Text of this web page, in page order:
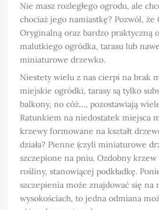
Nie masz rozległego ogrodu, ale
chociaż jego namiastkę? Pozwól, że
Oryginalną oraz bardzo praktyczną
malutkiego ogródka, tarasu lub
miniaturowe drzewko.
Niestety wielu z nas cierpi na brak
miejskie ogródki, tarasy są tylko
balkony, no cóż…, pozostawiają
Ratunkiem na niedostatek miejsca
krzewy formowane na kształt
działa? Pienne (czyli miniaturowe
szczepione na pniu. Ozdobny
rośliny, stanowiącej podkładkę.
szczepienia może znajdować się na
wysokościach, to jedna odmiana